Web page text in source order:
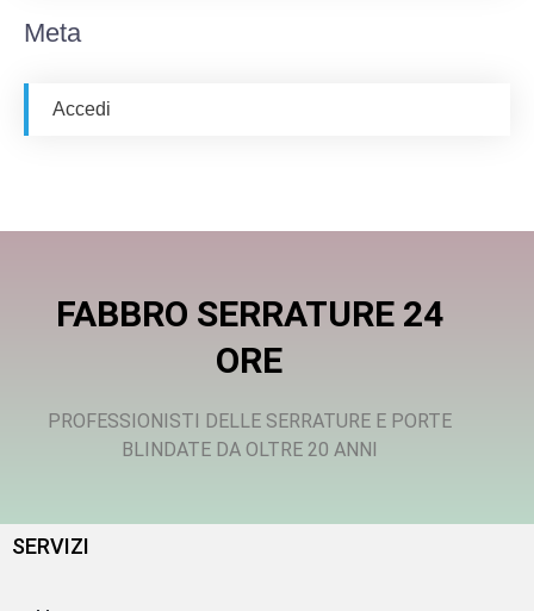
Meta
Accedi
FABBRO SERRATURE 24
ORE
PROFESSIONISTI DELLE SERRATURE E PORTE
BLINDATE DA OLTRE 20 ANNI
SERVIZI